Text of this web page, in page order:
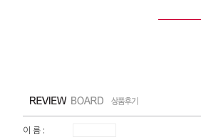
이 름 :